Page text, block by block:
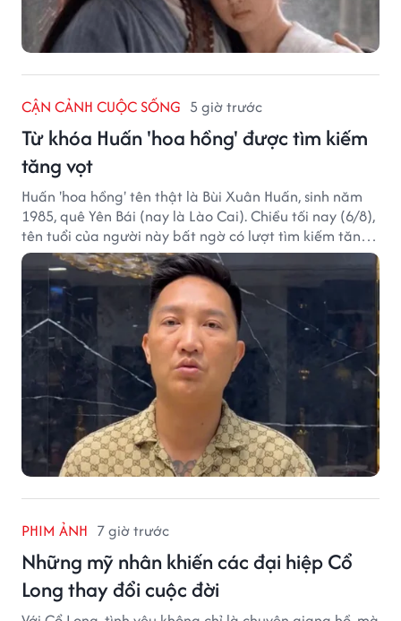
CẬN CẢNH CUỘC SỐNG 5 giờ trước
Từ khóa Huấn 'hoa hồng' được tìm kiếm
tăng vọt
Huấn 'hoa hồng' tên thật là Bùi Xuân Huấn, sinh năm
1985, quê Yên Bái (nay là Lào Cai). Chiều tối nay (6/8),
tên tuổi của người này bất ngờ có lượt tìm kiếm tăng
vọt.
PHIM ẢNH 7 giờ trước
Những mỹ nhân khiến các đại hiệp Cổ
Long thay đổi cuộc đời